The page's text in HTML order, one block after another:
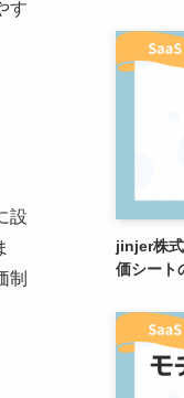
す
設
制
jinjer株
価シート